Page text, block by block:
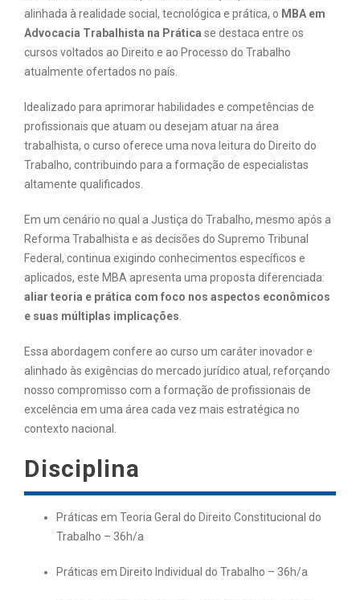
alinhada à realidade social, tecnológica e prática, o MBA em
Advocacia Trabalhista na Prática se destaca entre os
cursos voltados ao Direito e ao Processo do Trabalho
atualmente ofertados no país.
Idealizado para aprimorar habilidades e competências de
profissionais que atuam ou desejam atuar na área
trabalhista, o curso oferece uma nova leitura do Direito do
Trabalho, contribuindo para a formação de especialistas
altamente qualificados.
Em um cenário no qual a Justiça do Trabalho, mesmo após a
Reforma Trabalhista e as decisões do Supremo Tribunal
Federal, continua exigindo conhecimentos específicos e
aplicados, este MBA apresenta uma proposta diferenciada:
aliar teoria e prática com foco nos aspectos econômicos
e suas múltiplas implicações.
Essa abordagem confere ao curso um caráter inovador e
alinhado às exigências do mercado jurídico atual, reforçando
nosso compromisso com a formação de profissionais de
excelência em uma área cada vez mais estratégica no
contexto nacional.
Disciplina
Práticas em Teoria Geral do Direito Constitucional do
Trabalho – 36h/a
Práticas em Direito Individual do Trabalho – 36h/a